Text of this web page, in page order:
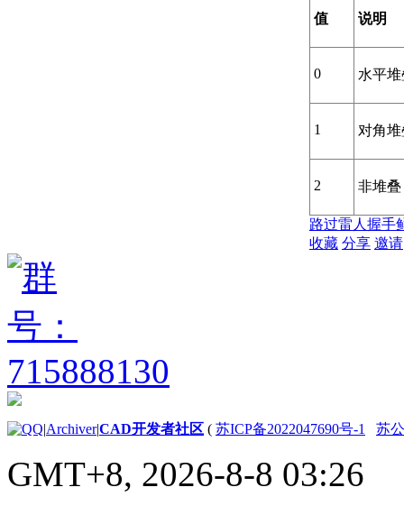
值 说明
0 水平
1 对角
2 非堆叠
路过雷人 握手
收藏 分享 邀请
|Archiver|CAD开发者社区 ( 苏ICP备2022047690号-1 苏
GMT+8, 2026-8-8 03:26